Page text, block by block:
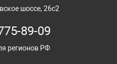
шоссе, 26с2
89-09
регионов РФ